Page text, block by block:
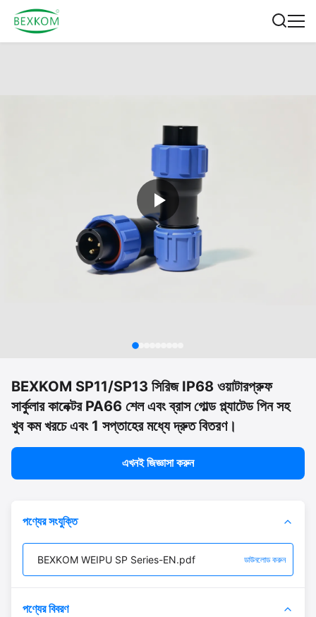
BEXKOM SP11/SP13 সিরিজ IP68 ওয়াটারপ্রুফ
সার্কুলার কানেক্টর PA66 শেল এবং ব্রাস গোল্ড প্ল্যাটেড পিন সহ
খুব কম খরচে এবং 1 সপ্তাহের মধ্যে দ্রুত বিতরণ।
এখনই জিজ্ঞাসা করুন
পণ্যের সংযুক্তি
BEXKOM WEIPU SP Series-EN.pdf ডাউনলোড করুন
পণ্যের বিবরণ